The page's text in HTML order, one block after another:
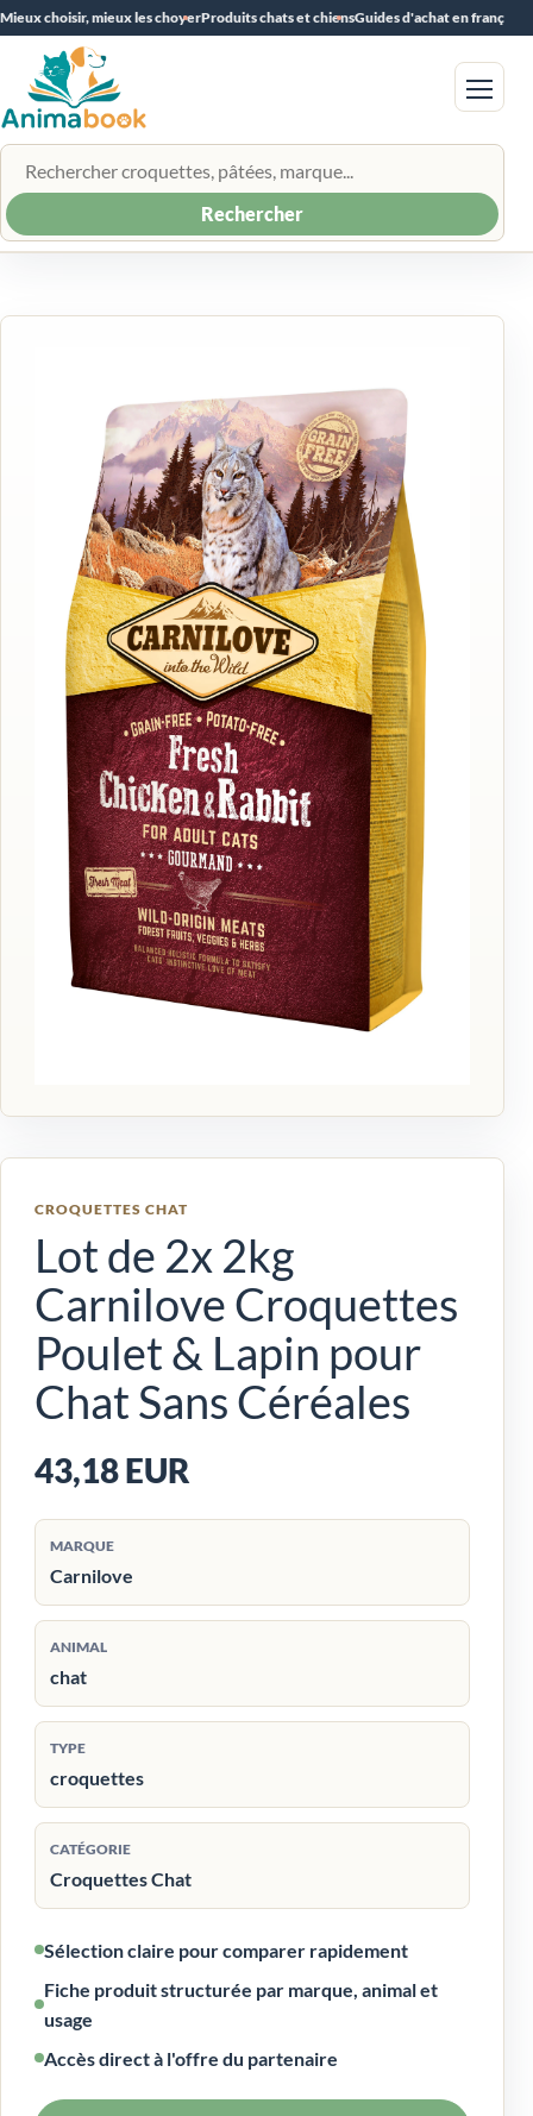
Mieux choisir, mieux les choyerProduits chats et chiensGuides d'achat en français
Rechercher un produit
Rechercher
Menu
CROQUETTES CHAT
Lot de 2x 2kg
Carnilove Croquettes
Poulet & Lapin pour
Chat Sans Céréales
43,18 EUR
MARQUE
Carnilove
ANIMAL
chat
TYPE
croquettes
CATÉGORIE
Croquettes Chat
Sélection claire pour comparer rapidement
Fiche produit structurée par marque, animal et
usage
Accès direct à l'offre du partenaire